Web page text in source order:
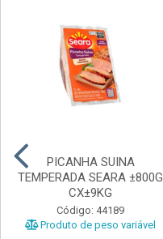
PICANHA SUINA
TEMPERADA SEARA ±800G
CX±9KG
Código: 44189
Produto de peso variável